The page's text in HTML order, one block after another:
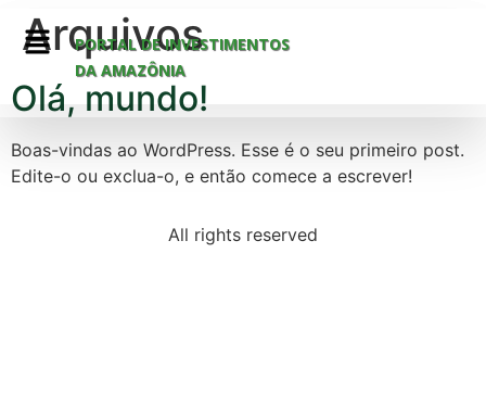
PORTAL DE INVESTIMENTOS
DA AMAZÔNIA
Arquivos
Olá, mundo!
Boas-vindas ao WordPress. Esse é o seu primeiro post.
Edite-o ou exclua-o, e então comece a escrever!
All rights reserved